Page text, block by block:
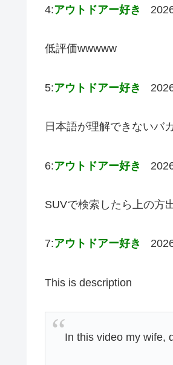
4:アウトドアー好き
低評価wwwww
5:アウトドアー好き
日本語が理解できないバ
6:アウトドアー好き
SUVで検索したら上の方
7:アウトドアー好き
This is description
In this video my wife,